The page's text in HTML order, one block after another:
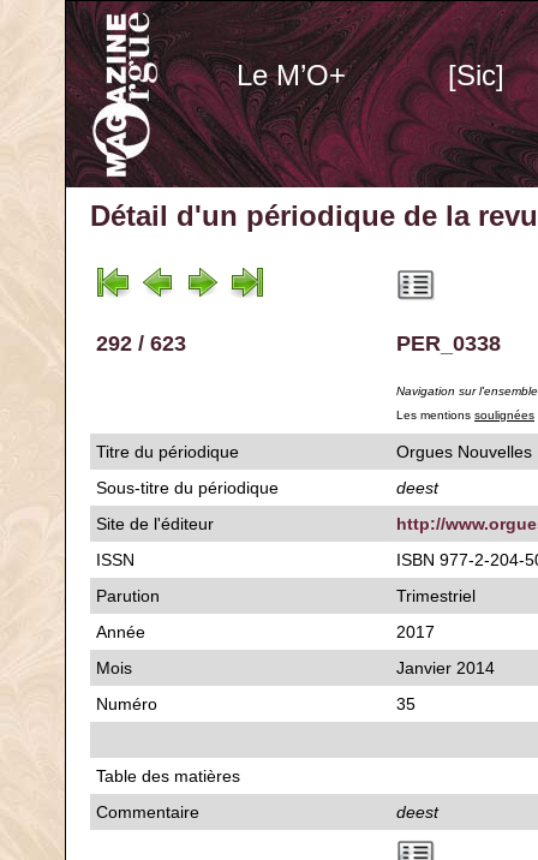
Le M’O+ [Sic]
Détail d'un périodique de la
292 / 623 PER_0338
Navigation sur
Les mentions soulignées
Titre du périodique
Orgues Nouvelles
Sous-titre du périodique
deest
Site de l'éditeur
http://
ISSN
ISBN 977-2-204-
Parution
Trimestriel
Année
2017
Mois
Janvier 2014
Numéro
35
Table des matières
Commentaire
deest